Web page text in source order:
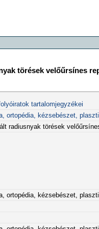
törések velőűrsínes
tartalomjegyzékei
ortopédia, kézsebészet,
radiusnyak törések
ortopédia, kézsebészet,